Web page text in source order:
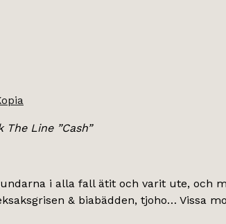
Line ”Cash”
i alla fall ätit och varit ute, och
& biabädden, tjoho… Vissa